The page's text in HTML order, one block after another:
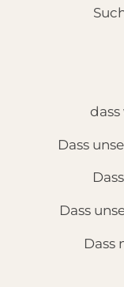
Dass
Dass
Dass